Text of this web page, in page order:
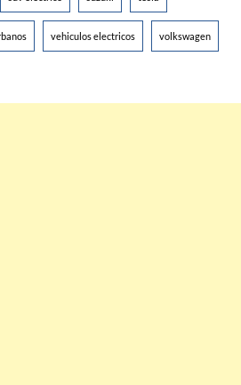
vehiculos electricos volkswagen